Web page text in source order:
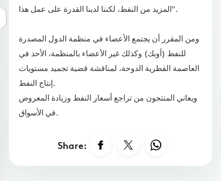
المزيد من النفط، لكننا لدينا القدرة على عمل هذا".
ومن المقرر أن يجتمع الأعضاء في منظمة الدول المصدرة
للنفط (أوبك) وكذلك غير الأعضاء بالمنظمة، الأحد في
العاصمة القطرية الدوحة، لمناقشة قضية تجميد مستويات
إنتاج النفط.
ويعاني المنتجون من تراجع أسعار النفط وزيادة المعروض
في الأسواق.
Share: